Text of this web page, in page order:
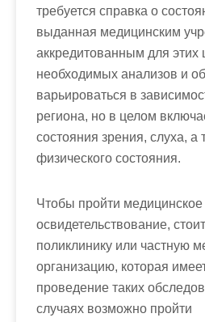
требуется справка о
выданная медицинским
аккредитованным для этих
необходимых анализов и
варьироваться в
региона, но в целом
состояния зрения, слуха, а
физического состояния.
Чтобы пройти медицинское
освидетельствование,
поликлинику или частную
организацию, которая
проведение таких
случаях возможно пройти